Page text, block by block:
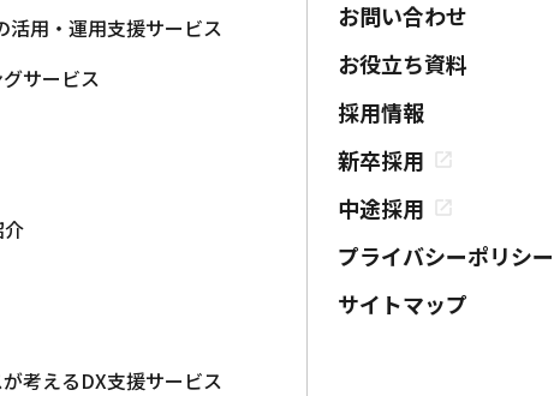
活用・運用支援サービス
サービス
介
考えるDX支援サービス
お問い合わせ
お役立ち資料
採用情報
新卒採用
中途採用
プライバシーポリシー
サイトマップ